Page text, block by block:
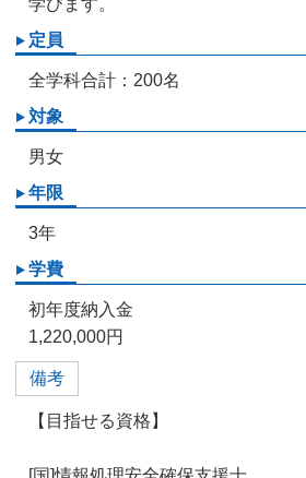
学びます。
定員
全学科合計：200名
対象
男女
年限
3年
学費
初年度納入金
1,220,000円
備考
【目指せる資格】